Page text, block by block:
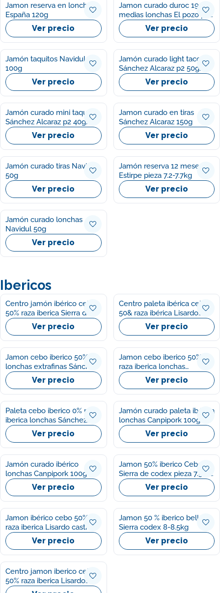
Jamon reserva en lonchas
España 120g
Ver precio
Jamon curado duroc 1954
medias lonchas El pozo p2
75g/u
Ver precio
Jamón taquitos Navidul
100g
Ver precio
Jamón curado light tacos
Sánchez Alcaraz p2 50g/u
Ver precio
Jamón curado mini taquitos
Sánchez Alcaraz p2 40g/u
Ver precio
Jamon curado en tiras
Sánchez Alcaraz 150g
Ver precio
Jamón curado tiras Navidul
50g
Ver precio
Jamón reserva 12 meses
Estirpe pieza 7.2-7.7kg
Ver precio
Jamón curado lonchas
Navidul 50g
Ver precio
Ibericos
Centro jamón ibérico cebo
50% raza iberica Sierra de
codex
Ver precio
Centro paleta ibérica cebo
50& raza ibérica Lisardo
castro
Ver precio
Jamon cebo iberico 50%
lonchas extrafinas Sánchez
Alcaraz 90gVer precio
Jamon cebo iberico 50%
raza iberica lonchas
Sánchez Alcaraz 100g
Ver precio
Paleta cebo iberico 0% raza
iberica lonchas Sánchez
Alcaraz 100gVer precio
Jamón curado paleta ibérica
lonchas Canpipork 100g
Ver precio
Jamón curado ibérico
lonchas Canpipork 100g
Ver precio
Jamon 50% iberico Cebo
Sierra de codex pieza 7.5-8
kg
Ver precio
Jamon ibérico cebo 50%
raza iberica Lisardo castro
pieza 7.5-8 kgVer precio
Jamon 50 % iberico bellota
Sierra codex 8-8.5kg
Ver precio
Centro jamon iberico cebo
50% raza iberica Lisardo
castro